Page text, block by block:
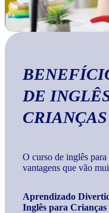
DE
O curso de inglês
vantagens que vão
Aprendizado
Inglês para Crianças